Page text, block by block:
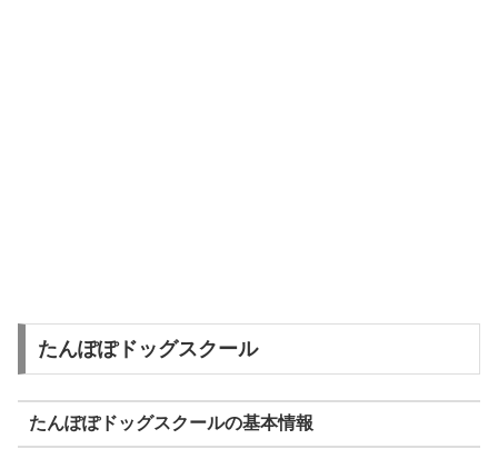
たんぽぽドッグスクール
たんぽぽドッグスクールの基本情報